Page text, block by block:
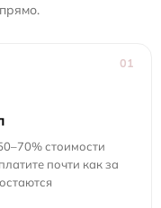
01
стоимости
почти как за